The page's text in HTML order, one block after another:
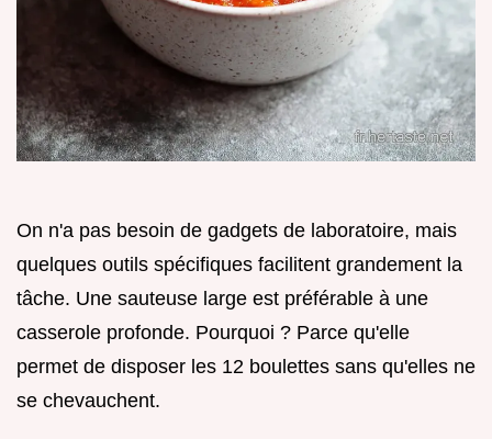
On n'a pas besoin de gadgets de laboratoire, mais
quelques outils spécifiques facilitent grandement la
tâche. Une sauteuse large est préférable à une
casserole profonde. Pourquoi ? Parce qu'elle
permet de disposer les 12 boulettes sans qu'elles ne
se chevauchent.